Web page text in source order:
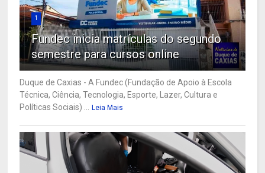
1
Fundec inicia matrículas do segundo
semestre para cursos online
Duque de Caxias - A Fundec (Fundação de Apoio à Escola
Técnica, Ciência, Tecnologia, Esporte, Lazer, Cultura e
Políticas Sociais) ...
Leia Mais